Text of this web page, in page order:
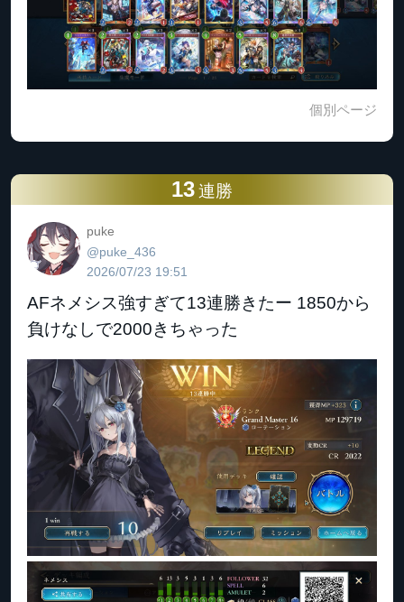
個別ページ
13 連勝
puke
@puke_436
2026/07/23 19:51
AFネメシス強すぎて13連勝きたー 1850から
負けなしで2000きちゃった